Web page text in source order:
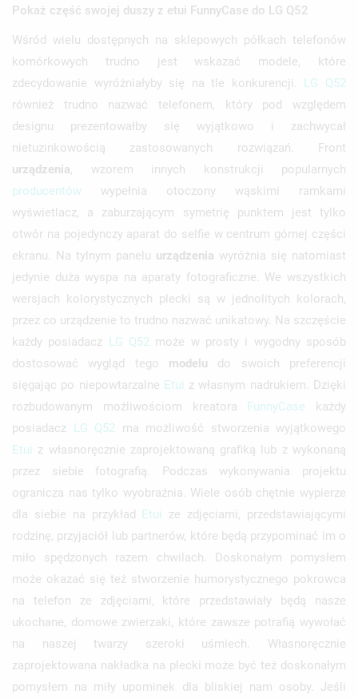
Pokaż część swojej duszy z etui FunnyCase do LG Q52
Wśród wielu dostępnych na sklepowych półkach telefonów
komórkowych trudno jest wskazać modele, które
zdecydowanie wyróżniałyby się na tle konkurencji. LG
Q52
również trudno nazwać telefonem, który pod względem
designu prezentowałby się wyjątkowo i zachwycał
nietuzinkowością zastosowanych rozwiązań. Front
urządzenia, wzorem innych konstrukcji popularnych
producentów wypełnia otoczony wąskimi ramkami
wyświetlacz, a zaburzającym symetrię punktem jest tylko
otwór na pojedynczy aparat do selfie w centrum górnej części
ekranu. Na tylnym panelu urządzenia wyróżnia się natomiast
jedynie duża wyspa na aparaty fotograficzne. We wszystkich
wersjach kolorystycznych plecki są w jednolitych kolorach,
przez co urządzenie to trudno nazwać unikatowy. Na szczęście
każdy posiadacz LG Q52 może w prosty i wygodny sposób
dostosować wygląd tego modelu do swoich preferencji
sięgając po niepowtarzalne Etui z własnym nadrukiem. Dzięki
rozbudowanym możliwościom kreatora FunnyCase każdy
posiadacz LG Q52 ma możliwość stworzenia wyjątkowego
Etui z własnoręcznie zaprojektowaną grafiką lub z wykonaną
przez siebie fotografią. Podczas wykonywania projektu
ogranicza nas tylko wyobraźnia. Wiele osób chętnie wypierze
dla siebie na przykład Etui
ze zdjęciami, przedstawiającymi
rodzinę, przyjaciół lub partnerów, które będą przypominać im o
miło spędzonych razem chwilach. Doskonałym pomysłem
może okazać się też stworzenie humorystycznego pokrowca
na telefon ze zdjęciami, które przedstawiały będą nasze
ukochane, domowe zwierzaki, które zawsze potrafią wywołać
na naszej twarzy szeroki uśmiech. Własnoręcznie
zaprojektowana nakładka na plecki może być też doskonałym
pomysłem na miły upominek dla bliskiej nam osoby. Jeśli